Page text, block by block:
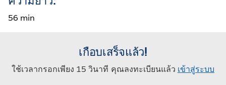
56 min
เกือบเสร็จแล้ว!
ใช้เวลากรอกเพียง 15 วินาที คุณลงทะเบียนแล้ว เข้าสู่ระบบ